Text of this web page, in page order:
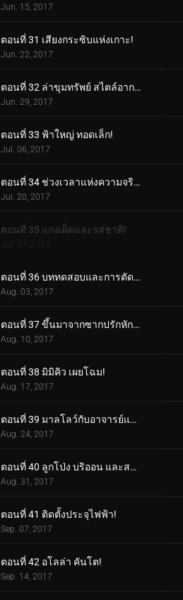
Jun. 15, 2017
ตอนที่ 31 เสียงกระซิบแห่งเกาะ!
Jun. 22, 2017
ตอนที่ 32 ล่าขุมทรัพย์ สไตล์อากาล่า!
Jun. 29, 2017
ตอนที่ 33 ฟ้าใหญ่ ทอดเล็ก!
Jul. 06, 2017
ตอนที่ 34 ช่วงเวลาแห่งความจริงอันยอดเยี่ยม!
Jul. 20, 2017
ตอนที่ 35 แกงเผ็ดและรสชาติ!
Jul. 27, 2017
ตอนที่ 36 บททดสอบและการตัดสินใจ!
Aug. 03, 2017
ตอนที่ 37 ขึ้นมาจากซากปรักหักพัง!
Aug. 10, 2017
ตอนที่ 38 มิมิคิว เผยโฉม!
Aug. 17, 2017
ตอนที่ 39 มาลโลว์กับอาจารย์แห่งป่า!
Aug. 24, 2017
ตอนที่ 40 ลูกโป่ง บริออน และสงคราม!
Aug. 31, 2017
ตอนที่ 41 ติดตั้งประจุไฟฟ้า!
Sep. 07, 2017
ตอนที่ 42 อโลล่า คันโต!
Sep. 14, 2017